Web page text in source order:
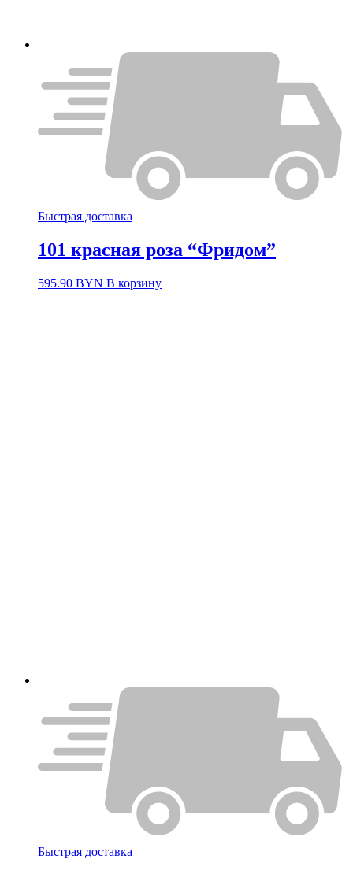
Быстрая доставка
101 красная роза “Фридом”
595.90 BYN В корзину
Быстрая доставка